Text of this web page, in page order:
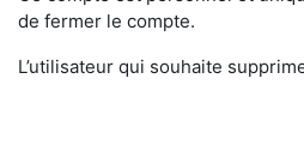
de fermer le compte.
L’utilisateur qui souhaite